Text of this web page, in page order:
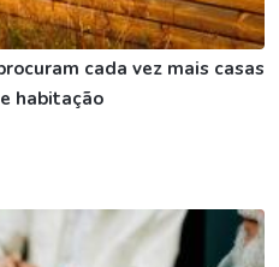
cada vez mais casas
habitação